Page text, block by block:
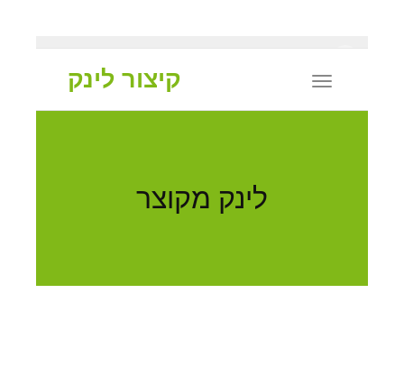
קיצור לינק
Toggle
navigation
לינק מקוצר